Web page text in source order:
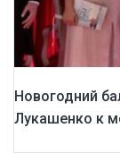
Новогодний
Лукашенко к